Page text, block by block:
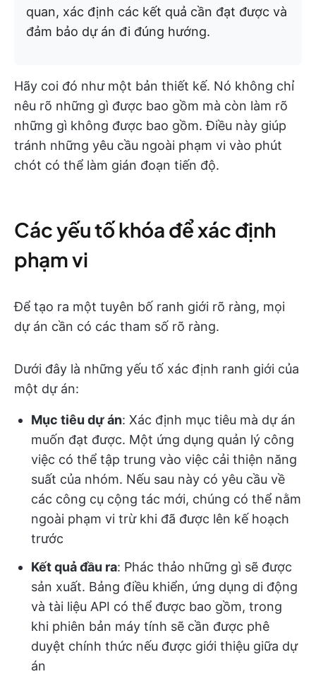
quan, xác định các kết quả cần đạt được và
đảm bảo dự án đi đúng hướng.
Hãy coi đó như một bản thiết kế. Nó không chỉ
nêu rõ những gì được bao gồm mà còn làm rõ
những gì không được bao gồm. Điều này giúp
tránh những yêu cầu ngoài phạm vi vào phút
chót có thể làm gián đoạn tiến độ.
Các yếu tố khóa để xác định
phạm vi
Để tạo ra một tuyên bố ranh giới rõ ràng, mọi
dự án cần có các tham số rõ ràng.
Dưới đây là những yếu tố xác định ranh giới của
một dự án:
Mục tiêu dự án: Xác định mục tiêu mà dự án
muốn đạt được. Một ứng dụng quản lý công
việc có thể tập trung vào việc cải thiện năng
suất của nhóm. Nếu sau này có yêu cầu về
các công cụ cộng tác mới, chúng có thể nằm
ngoài phạm vi trừ khi đã được lên kế hoạch
trước
Kết quả đầu ra: Phác thảo những gì sẽ được
sản xuất. Bảng điều khiển, ứng dụng di động
và tài liệu API có thể được bao gồm, trong
khi phiên bản máy tính sẽ cần được phê
duyệt chính thức nếu được giới thiệu giữa dự
án